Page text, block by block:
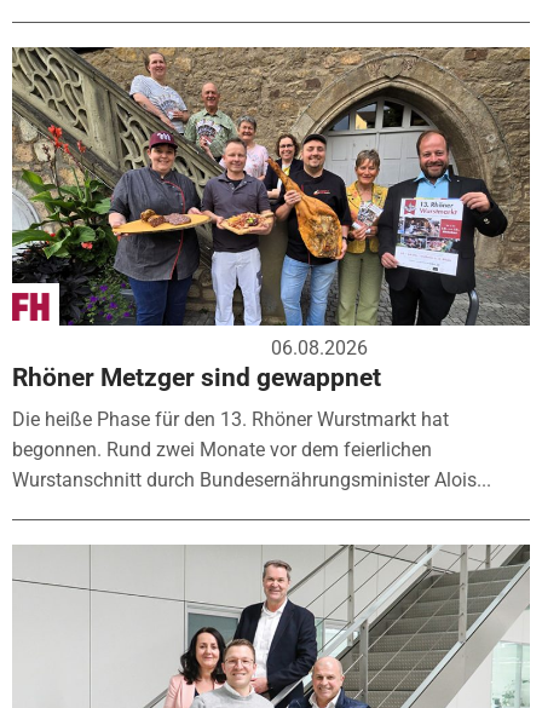
06.08.2026
Rhöner Metzger sind gewappnet
Die heiße Phase für den 13. Rhöner Wurstmarkt hat
begonnen. Rund zwei Monate vor dem feierlichen
Wurstanschnitt durch Bundesernährungsminister Alois...